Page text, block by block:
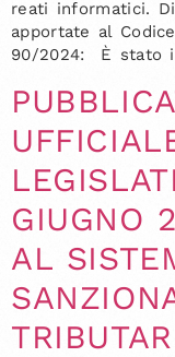
reati informatici.
apportate al
90/2024: È stato
GIUGNO
AL